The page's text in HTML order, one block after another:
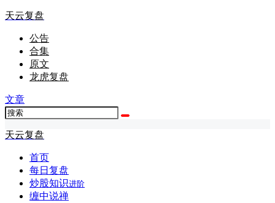
天云复盘
公告
合集
原文
龙虎复盘
文章
天云复盘
首页
每日复盘
炒股知识进阶
缠中说禅